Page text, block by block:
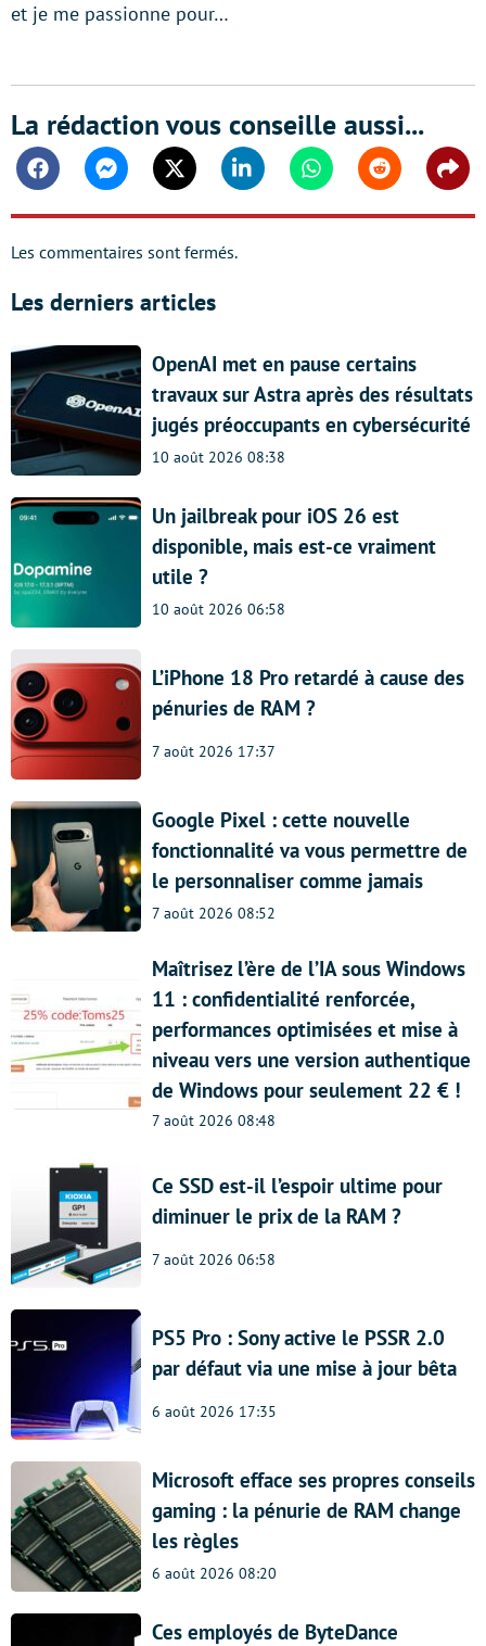
et je me passionne pour…
La rédaction vous conseille aussi...
FacebookMessengerTwitter Linkedin WhatsappReddit
Les commentaires sont fermés.
Les derniers articles
OpenAI met en pause certains
travaux sur Astra après des résultats
jugés préoccupants en cybersécurité
10 août 2026 08:38
Un jailbreak pour iOS 26 est
disponible, mais est-ce vraiment
utile ?
10 août 2026 06:58
L’iPhone 18 Pro retardé à cause des
pénuries de RAM ?
7 août 2026 17:37
Google Pixel : cette nouvelle
fonctionnalité va vous permettre de
le personnaliser comme jamais
7 août 2026 08:52
Maîtrisez l’ère de l’IA sous Windows
11 : confidentialité renforcée,
performances optimisées et mise à
niveau vers une version authentique
de Windows pour seulement 22 € !
7 août 2026 08:48
Ce SSD est-il l’espoir ultime pour
diminuer le prix de la RAM ?
7 août 2026 06:58
PS5 Pro : Sony active le PSSR 2.0
par défaut via une mise à jour bêta
6 août 2026 17:35
Microsoft efface ses propres conseils
gaming : la pénurie de RAM change
les règles
6 août 2026 08:20
Ces employés de ByteDance